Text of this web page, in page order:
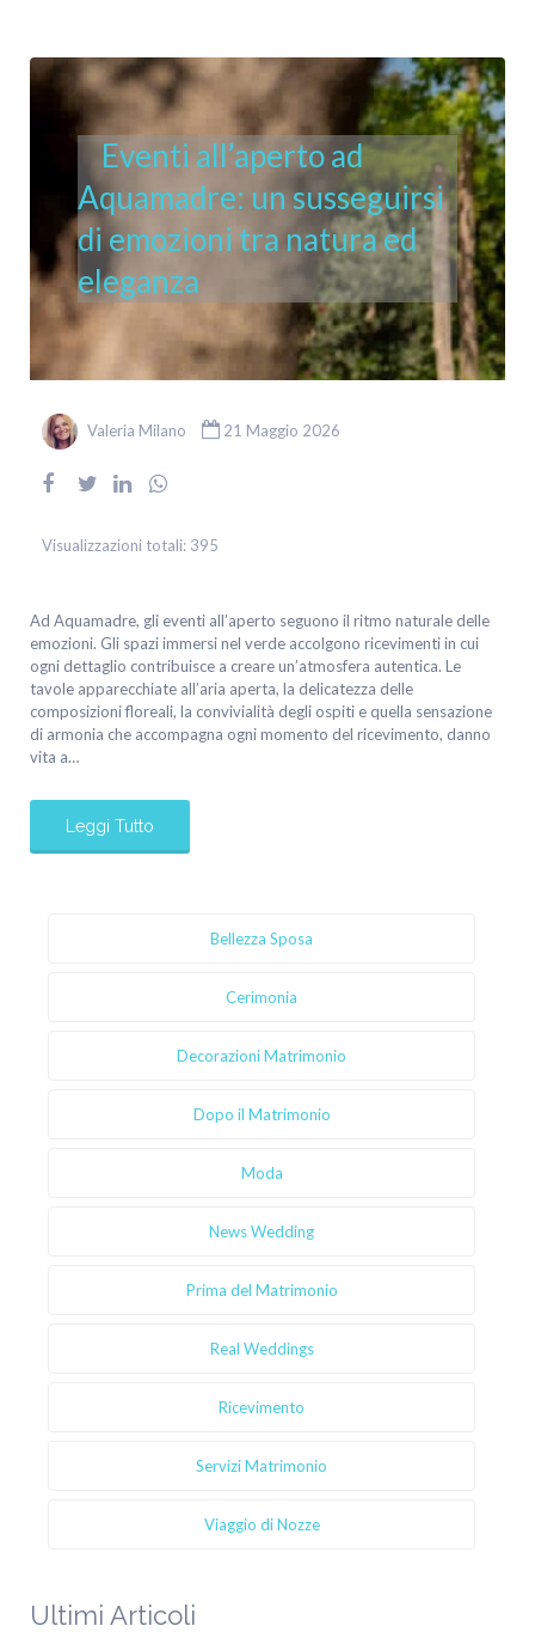
Eventi all’aperto ad
Aquamadre: un susseguirsi
di emozioni tra natura ed
eleganza
Valeria Milano 21 Maggio 2026
Visualizzazioni totali: 395
Ad Aquamadre, gli eventi all’aperto seguono il ritmo naturale delle
emozioni. Gli spazi immersi nel verde accolgono ricevimenti in cui
ogni dettaglio contribuisce a creare un’atmosfera autentica. Le
tavole apparecchiate all’aria aperta, la delicatezza delle
composizioni floreali, la convivialità degli ospiti e quella sensazione
di armonia che accompagna ogni momento del ricevimento, danno
vita a…
Leggi Tutto
Bellezza Sposa
Cerimonia
Decorazioni Matrimonio
Dopo il Matrimonio
Moda
News Wedding
Prima del Matrimonio
Real Weddings
Ricevimento
Servizi Matrimonio
Viaggio di Nozze
Ultimi Articoli